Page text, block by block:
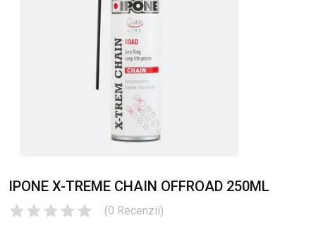
IPONE X-TREME CHAIN OFFROAD 250ML
(0 Recenzii)